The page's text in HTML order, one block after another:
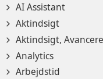
AI Assistant
Aktindsigt
Aktindsigt,
Analytics
Arbejdstid